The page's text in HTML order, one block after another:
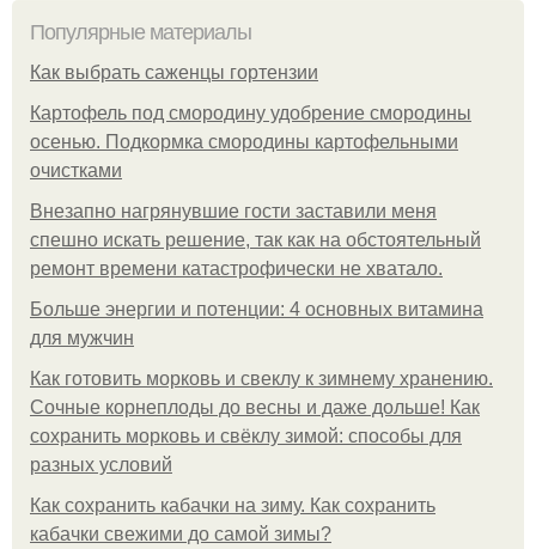
Популярные материалы
Как выбрать саженцы гортензии
Картофель под смородину удобрение смородины
осенью. Подкормка смородины картофельными
очистками
Внезапно нагрянувшие гости заставили меня
спешно искать решение, так как на обстоятельный
ремонт времени катастрофически не хватало.
Больше энергии и потенции: 4 основных витамина
для мужчин
Как готовить морковь и свеклу к зимнему хранению.
Сочные корнеплоды до весны и даже дольше! Как
сохранить морковь и свёклу зимой: способы для
разных условий
Как сохранить кабачки на зиму. Как сохранить
кабачки свежими до самой зимы?